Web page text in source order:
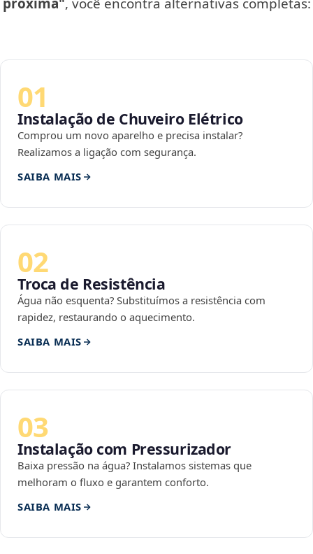
próxima", você encontra alternativas completas:
01
Instalação de Chuveiro Elétrico
Comprou um novo aparelho e precisa instalar?
Realizamos a ligação com segurança.
SAIBA MAIS
02
Troca de Resistência
Água não esquenta? Substituímos a resistência com
rapidez, restaurando o aquecimento.
SAIBA MAIS
03
Instalação com Pressurizador
Baixa pressão na água? Instalamos sistemas que
melhoram o fluxo e garantem conforto.
SAIBA MAIS